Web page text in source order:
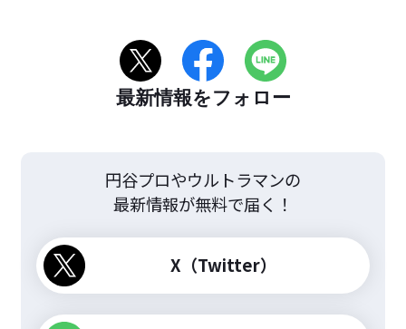
最新情報をフォロー
円谷プロやウルトラマンの
最新情報が無料で届く！
X（Twitter）